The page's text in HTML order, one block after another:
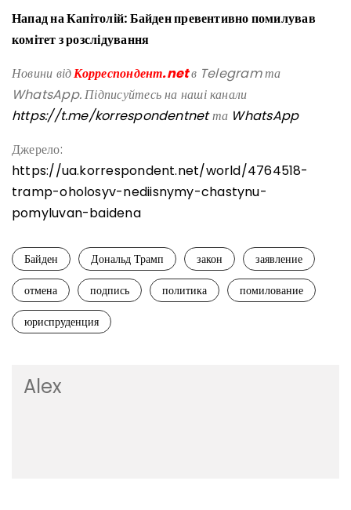
Напад на Капітолій: Байден превентивно помилував
комітет з розслідування
Новини відКорреспондент.netв Telegram та
WhatsApp. Підписуйтесь на наші канали
https://t.me/korrespondentnetта WhatsApp
Джерело:
https://ua.korrespondent.net/world/4764518-
tramp-oholosyv-nediisnymy-chastynu-
pomyluvan-baidena
Байден Дональд Трамп закон
заявление
отмена
подпись политика
помилование
юриспруденция
Alex